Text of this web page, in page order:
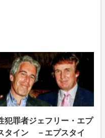
犯罪者ジェフリー・エプ
タイン －エプスタイ